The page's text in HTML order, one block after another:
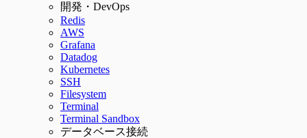
開発・DevOps
Redis
AWS
Grafana
Datadog
Kubernetes
SSH
Filesystem
Terminal
Terminal Sandbox
データベース接続